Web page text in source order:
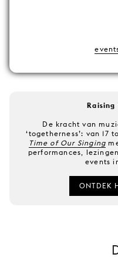
Raising
De kracht van
‘togetherness’: van 17
Time of Our Singing
performances,
events
ONTDEK